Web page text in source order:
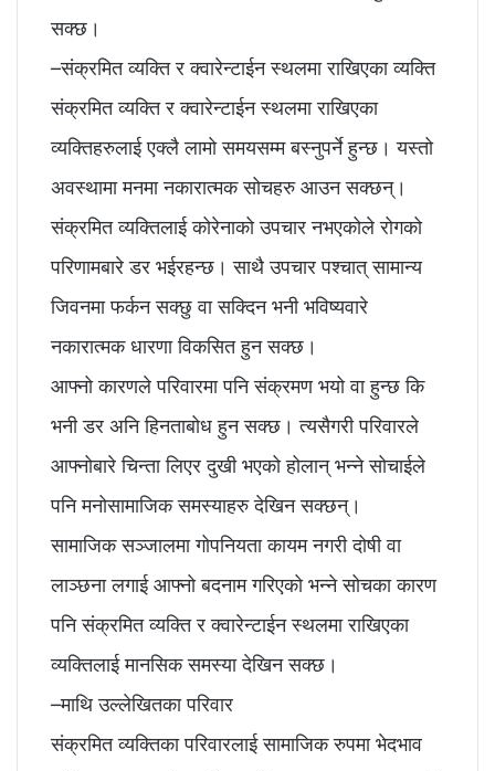
सक्छ।
–संक्रमित व्यक्ति र क्वारेन्टाईन स्थलमा राखिएका व्यक्ति
संक्रमित व्यक्ति र क्वारेन्टाईन स्थलमा राखिएका
व्यक्तिहरुलाई एक्लै लामो समयसम्म बस्नुपर्ने हुन्छ। यस्तो
अवस्थामा मनमा नकारात्मक सोचहरु आउन सक्छन्।
संक्रमित व्यक्तिलाई कोरेनाको उपचार नभएकोले रोगको
परिणामबारे डर भईरहन्छ। साथै उपचार पश्चात् सामान्य
जिवनमा फर्कन सक्छु वा सक्दिन भनी भविष्यवारे
नकारात्मक धारणा विकसित हुन सक्छ।
आफ्नो कारणले परिवारमा पनि संक्रमण भयो वा हुन्छ कि
भनी डर अनि हिनताबोध हुन सक्छ। त्यसैगरी परिवारले
आफ्नोबारे चिन्ता लिएर दुखी भएको होलान् भन्ने सोचाईले
पनि मनोसामाजिक समस्याहरु देखिन सक्छन्।
सामाजिक सञ्जालमा गोपनियता कायम नगरी दोषी वा
लाञ्छना लगाई आफ्नो बदनाम गरिएको भन्ने सोचका कारण
पनि संक्रमित व्यक्ति र क्वारेन्टाईन स्थलमा राखिएका
व्यक्तिलाई मानसिक समस्या देखिन सक्छ।
–माथि उल्लेखितका परिवार
संक्रमित व्यक्तिका परिवारलाई सामाजिक रुपमा भेदभाव